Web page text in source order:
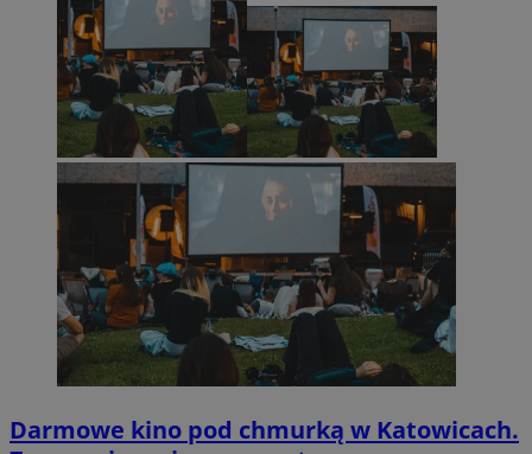
Darmowe kino pod chmurką w Katowicach.